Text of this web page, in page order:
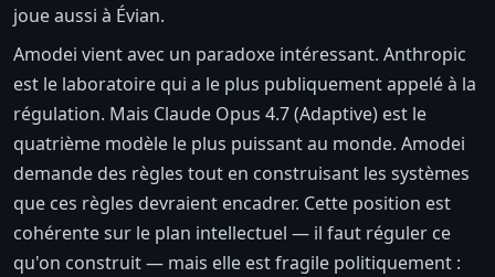
joue aussi à Évian.
Amodei vient avec un paradoxe intéressant. Anthropic
est le laboratoire qui a le plus publiquement appelé à la
régulation. Mais Claude Opus 4.7 (Adaptive) est le
quatrième modèle le plus puissant au monde. Amodei
demande des règles tout en construisant les systèmes
que ces règles devraient encadrer. Cette position est
cohérente sur le plan intellectuel — il faut réguler ce
qu'on construit — mais elle est fragile politiquement :